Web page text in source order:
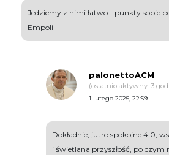
Jedziemy z nimi łatwo - punkty sobie
Empoli
palonettoACM
(ostatnio aktywny: 3
1 lutego 2025, 22:59
Dokładnie, jutro spokojne 4:0,
i świetlana przyszłość, po czym